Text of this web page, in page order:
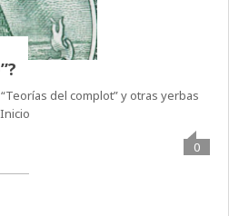
del complot” y otras yerbas
0